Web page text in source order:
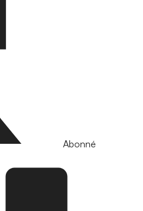
Abonné